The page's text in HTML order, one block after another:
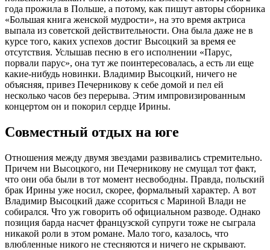
года прожила в Польше, а потому, как пишут авторы сборника
«Большая книга женской мудрости», на это время актриса
выпала из советской действительности. Она была даже не в
курсе того, каких успехов достиг Высоцкий за время ее
отсутствия. Услышав песню в его исполнении «Парус,
порвали парус», она тут же поинтересовалась, а есть ли еще
какие-нибудь новинки. Владимир Высоцкий, ничего не
объясняя, привез Печерникову к себе домой и пел ей
несколько часов без перерыва. Этим импровизированным
концертом он и покорил сердце Ирины.
Совместный отдых на юге
Отношения между двумя звездами развивались стремительно.
Причем ни Высоцкого, ни Печерникову не смущал тот факт,
что они оба были в тот момент несвободны. Правда, польский
брак Ирины уже носил, скорее, формальный характер. А вот
Владимир Высоцкий даже ссориться с Мариной Влади не
собирался. Что уж говорить об официальном разводе. Однако
позиция барда насчет французской супруги тоже не сыграла
никакой роли в этом романе. Мало того, казалось, что
влюбленные никого не стесняются и ничего не скрывают.